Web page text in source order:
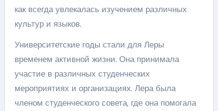
как всегда увлекалась изучением различных
культур и языков.
Университетские годы стали для Леры
временем активной жизни. Она принимала
участие в различных студенческих
мероприятиях и организациях. Лера была
членом студенческого совета, где она помогала